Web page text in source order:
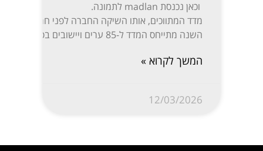
וכאן נכנסת madlan לתמונה.
השנה מתייחס המדד ל-85 ערים ויישובים בפריסה נרחבת: ת”א-יפו, חיפה והקריות, ירושלים, רעננה, חולון-בת ים, ראשון לציון, באר שבע, נתניה, הרצליה, פתח תקווה-רמת גן, אזור השומרון, חדרה והסביבה, עמק יזרעאל, עוטף עזה ועוד. המידע מפורסם בשקיפות באתר מדלן וזמין בחינם לכל המעוניין.
המשך לקרוא »
12/03/2026